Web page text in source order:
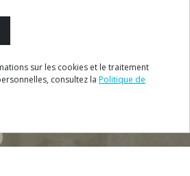
sur les cookies et le traitement
consultez la Politique de